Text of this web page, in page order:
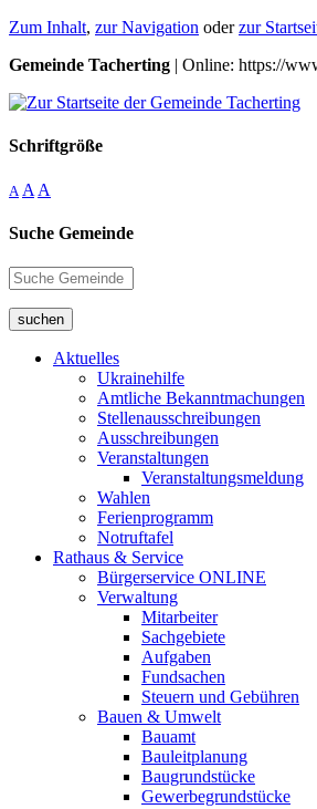
Zum Inhalt, zur Navigation oderzur
Gemeinde Tacherting | Online: https://
Schriftgröße
A A A
Suche Gemeinde
suchen
Aktuelles
Ukrainehilfe
Amtliche Bekanntmachungen
Stellenausschreibungen
Ausschreibungen
Veranstaltungen
Veranstaltungsmeldung
Wahlen
Ferienprogramm
Notruftafel
Rathaus & Service
Bürgerservice ONLINE
Verwaltung
Mitarbeiter
Sachgebiete
Aufgaben
Fundsachen
Steuern und Gebühren
Bauen & Umwelt
Bauamt
Bauleitplanung
Baugrundstücke
Gewerbegrundstücke